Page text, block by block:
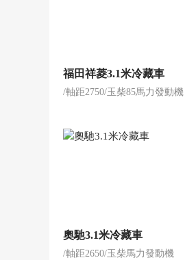
福田祥菱3.1米冷藏車
/軸距2750/玉柴85馬力發動機
奧馳3.1米冷藏車
/軸距2650/玉柴馬力發動機